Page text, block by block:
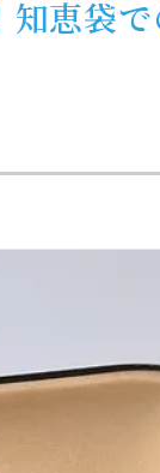
恵袋